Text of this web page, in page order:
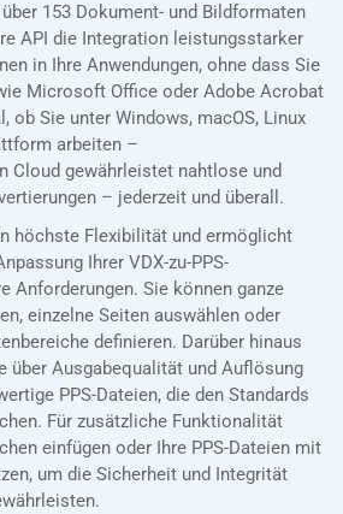
153 Dokument- und Bildformaten
API die Integration leistungsstarker
in Ihre Anwendungen, ohne dass Sie
Microsoft Office oder Adobe Acrobat
ob Sie unter Windows, macOS, Linux
arbeiten –
Cloud gewährleistet nahtlose und
– jederzeit und überall.
höchste Flexibilität und ermöglicht
Ihrer VDX-zu-PPS-
Anforderungen. Sie können ganze
einzelne Seiten auswählen oder
definieren. Darüber hinaus
über Ausgabequalität und Auflösung
PPS-Dateien, die den Standards
Für zusätzliche Funktionalität
einfügen oder Ihre PPS-Dateien mit
um die Sicherheit und Integrität